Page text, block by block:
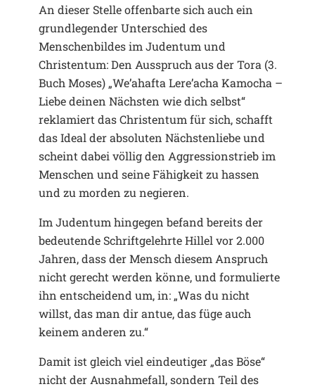
An dieser Stelle offenbarte sich auch ein
grundlegender Unterschied des
Menschenbildes im Judentum und
Christentum: Den Ausspruch aus der Tora (3.
Buch Moses) „We’ahafta Lere’acha Kamocha –
Liebe deinen Nächsten wie dich selbst“
reklamiert das Christentum für sich, schafft
das Ideal der absoluten Nächstenliebe und
scheint dabei völlig den Aggressionstrieb im
Menschen und seine Fähigkeit zu hassen
und zu morden zu negieren.
Im Judentum hingegen befand bereits der
bedeutende Schriftgelehrte Hillel vor 2.000
Jahren, dass der Mensch diesem Anspruch
nicht gerecht werden könne, und formulierte
ihn entscheidend um, in: „Was du nicht
willst, das man dir antue, das füge auch
keinem anderen zu.“
Damit ist gleich viel eindeutiger „das Böse“
nicht der Ausnahmefall, sondern Teil des